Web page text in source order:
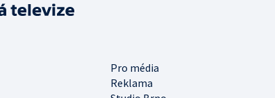
Pro média
Reklama